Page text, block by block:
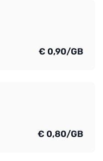
€ 0,90/GB
€ 0,80/GB